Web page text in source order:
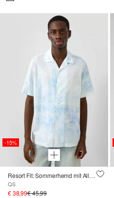
-15%
Resort Fit: Sommerhemd mit All-over-Print
QS
€ 38,99€ 45,99